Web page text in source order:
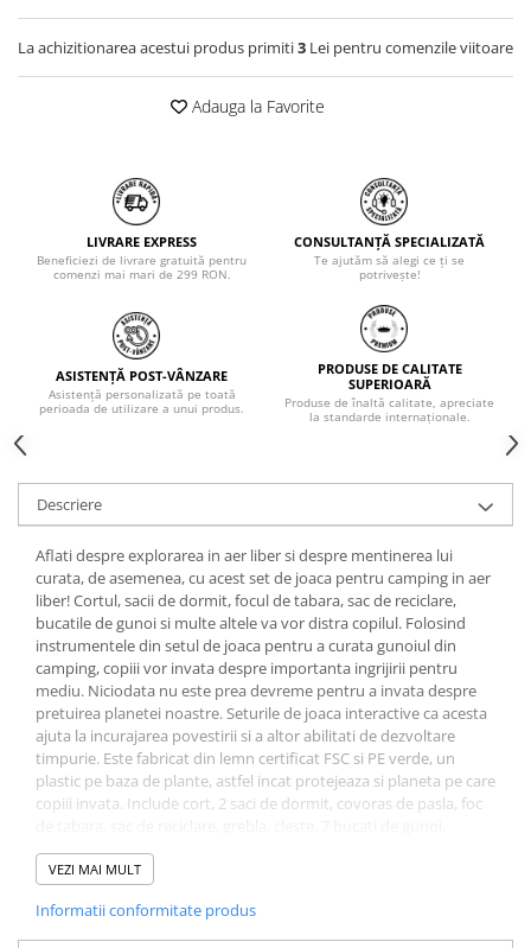
La achizitionarea acestui produs primiti3 Lei pentru comenzile viitoare
Adauga la Favorite
LIVRARE EXPRESS
Beneficiezi de livrare gratuită pentru
comenzi mai mari de 299 RON.
CONSULTANȚĂ SPECIALIZATĂ
Te ajutăm să alegi ce ți se
potrivește!
ASISTENȚĂ POST-VÂNZARE
Asistență personalizată pe toată
perioada de utilizare a unui produs.
PRODUSE DE CALITATE
SUPERIOARĂ
Produse de înaltă calitate, apreciate
la standarde internaționale.
Descriere
Aflati despre explorarea in aer liber si despre mentinerea lui
curata, de asemenea, cu acest set de joaca pentru camping in aer
liber! Cortul, sacii de dormit, focul de tabara, sac de reciclare,
bucatile de gunoi si multe altele va vor distra copilul. Folosind
instrumentele din setul de joaca pentru a curata gunoiul din
camping, copiii vor invata despre importanta ingrijirii pentru
mediu. Niciodata nu este prea devreme pentru a invata despre
pretuirea planetei noastre. Seturile de joaca interactive ca acesta
ajuta la incurajarea povestirii si a altor abilitati de dezvoltare
timpurie. Este fabricat din lemn certificat FSC si PE verde, un
plastic pe baza de plante, astfel incat protejeaza si planeta pe care
copiii invata. Include cort, 2 saci de dormit, covoras de pasla, foc
camera foto, frigarui, lanterna, binoclu, busola si doua figurine
din lemn cu palarii. Jucaria perfecta pentru copiii care se pregatesc
L: 13, l: 13, H: 13 cm, Dimensiuni cutie: L: 20.3, l: 6.3, H: 24 cm.
VEZI MAI MULT
Informatii conformitate produs